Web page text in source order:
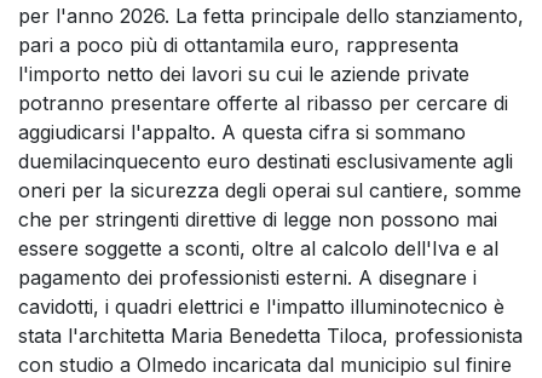
per l'anno 2026. La fetta principale dello stanziamento,
pari a poco più di ottantamila euro, rappresenta
l'importo netto dei lavori su cui le aziende private
potranno presentare offerte al ribasso per cercare di
aggiudicarsi l'appalto. A questa cifra si sommano
duemilacinquecento euro destinati esclusivamente agli
oneri per la sicurezza degli operai sul cantiere, somme
che per stringenti direttive di legge non possono mai
essere soggette a sconti, oltre al calcolo dell'Iva e al
pagamento dei professionisti esterni. A disegnare i
cavidotti, i quadri elettrici e l'impatto illuminotecnico è
stata l'architetta Maria Benedetta Tiloca, professionista
con studio a Olmedo incaricata dal municipio sul finire